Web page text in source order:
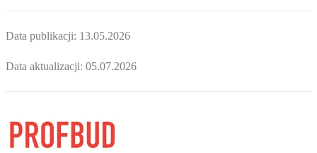
Data publikacji: 13.05.2026
Data aktualizacji: 05.07.2026